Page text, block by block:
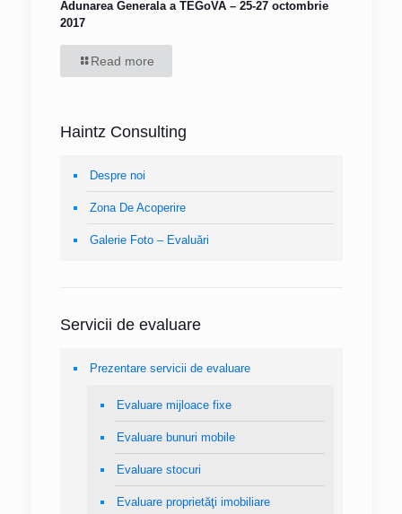
Adunarea Generala a TEGoVA – 25-27 octombrie
2017
Read more
Haintz Consulting
Despre noi
Zona De Acoperire
Galerie Foto – Evaluări
Servicii de evaluare
Prezentare servicii de evaluare
Evaluare mijloace fixe
Evaluare bunuri mobile
Evaluare stocuri
Evaluare proprietăţi imobiliare